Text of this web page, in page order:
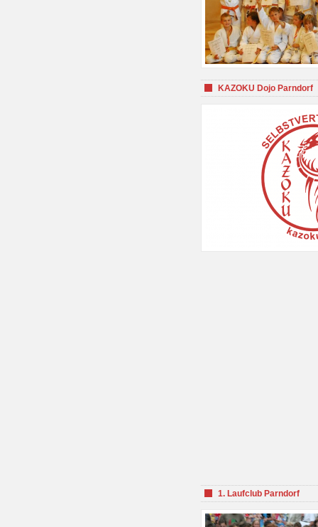
KAZOKU Dojo Parndorf
1. Laufclub Parndorf